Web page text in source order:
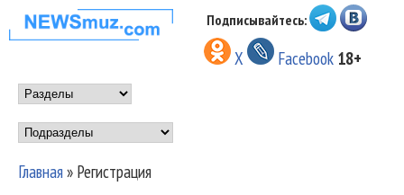
Перейти к основному
содержанию
НОВОСТИ
МУЗЫКИ И
ШОУ БИЗНЕСА
NEWSMUZ.COM
Подписывайтесь:
X Facebook 18+
Main menu
Подразделы
Главная» Регистрация